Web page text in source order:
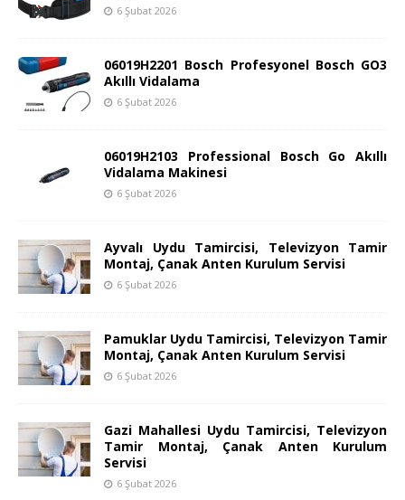
6 Şubat 2026
06019H2201 Bosch Profesyonel Bosch GO3
Akıllı Vidalama
6 Şubat 2026
06019H2103 Professional Bosch Go Akıllı
Vidalama Makinesi
6 Şubat 2026
Ayvalı Uydu Tamircisi, Televizyon Tamir
Montaj, Çanak Anten Kurulum Servisi
6 Şubat 2026
Pamuklar Uydu Tamircisi, Televizyon Tamir
Montaj, Çanak Anten Kurulum Servisi
6 Şubat 2026
Gazi Mahallesi Uydu Tamircisi, Televizyon
Tamir Montaj, Çanak Anten Kurulum
Servisi
6 Şubat 2026